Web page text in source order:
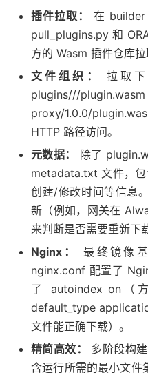
插件拉取：
在 builder
pull_plugins.py 和
方的 Wasm 插件仓库拉
文件组织：
拉取
plugins///
proxy/1.0.0/
HTTP 路径访问。
元数据：
除了
metadata.txt 文件，包
创建/修改时间等信息
新（例如，网关在
来判断是否需要重新下
Nginx：
最终镜像
nginx.conf 配置了
了 autoindex on（
default_type
文件能正确下载）。
精简高效：
多阶段构
含运行所需的最小文件